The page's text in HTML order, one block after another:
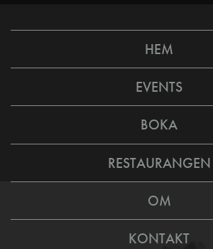
HEM
EVENTS
BOKA
RESTAURANGEN
OM
KONTAKT